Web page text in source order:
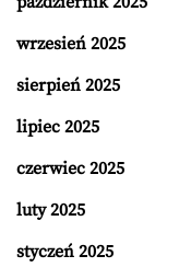
wrzesień 2025
sierpień 2025
lipiec 2025
czerwiec 2025
luty 2025
styczeń 2025